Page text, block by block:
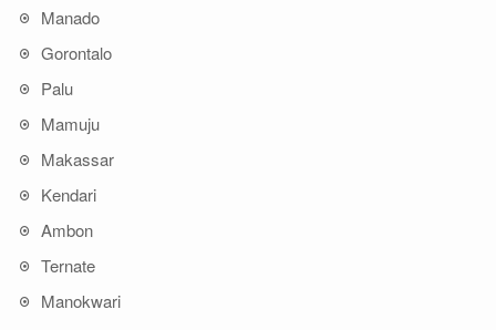
Manado
Gorontalo
Palu
Mamuju
Makassar
Kendari
Ambon
Ternate
Manokwari